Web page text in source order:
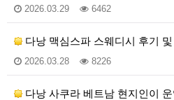
2026.03.29 6462
다낭 맥심스파 스웨디시 후기
2026.03.28 8226
다낭 사쿠라 베트남 현지인이